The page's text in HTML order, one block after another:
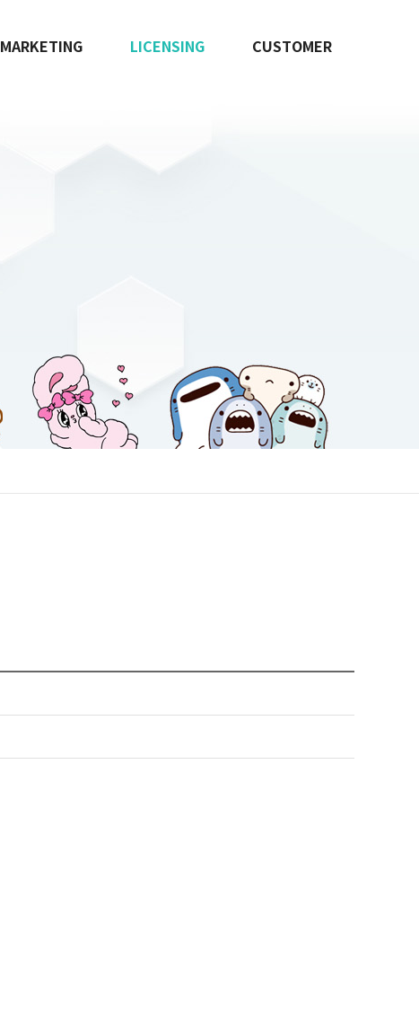
MARKETING LICENSING CUSTOMER